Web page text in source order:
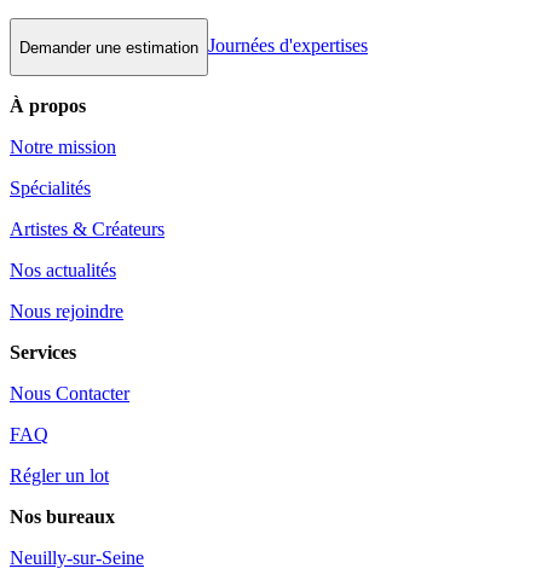
Demander une estimation Journées d'expertises
À propos
Notre mission
Spécialités
Artistes & Créateurs
Nos actualités
Nous rejoindre
Services
Nous Contacter
FAQ
Régler un lot
Nos bureaux
Neuilly-sur-Seine